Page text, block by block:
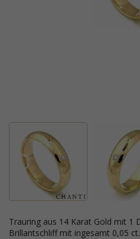
Trauring aus 14 Karat Gold mit 1 Diamanten Wesselton/VS mit
Brillantschliff mit ingesamt 0,05 ct.